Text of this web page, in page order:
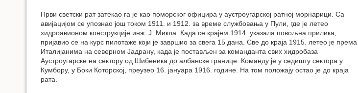
Први светски рат затекао га је као поморског официра у аустроугарској ратној морнарици. Са
авијацијом се упознао још током 1911. и 1912. за време службовања у Пули, где је летео
хидроавионом конструкције инж. J. Микла. Када се крајем 1914. указала повољна прилика,
пријавио се на курс пилотаже који је завршио за свега 15 дана. Све до краја 1915. летео је према
Италијанима на северном Јадрану, када је постављен за команданта свих хидробаза
Аустроугарске на сектору од Шибеника до албанске границе. Команду је у седишту сектора у
Кумбору, у Боки Которској, преузео 16. јануара 1916. године. На том положају остао је до краја
рата.